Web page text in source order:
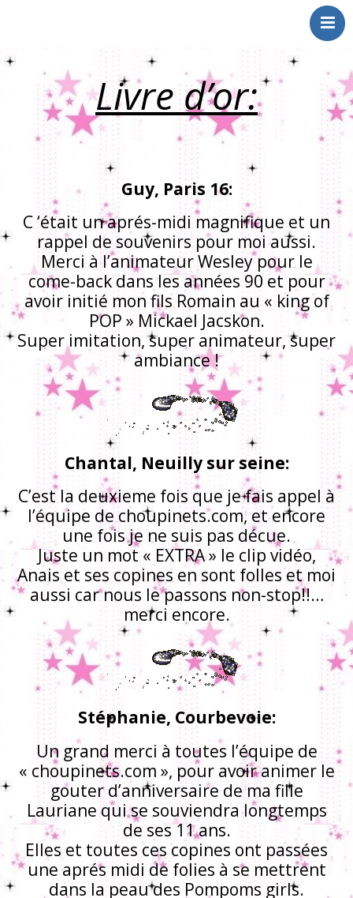
Animations
Spectacles
Qui sommes nous
Références
livre d’or
Contact
Livre d’or:
Guy, Paris 16:
C ‘était un aprés-midi magnifique et un
rappel de souvenirs pour moi aussi.
Merci à l’animateur Wesley pour le
come-back dans les années 90 et pour
avoir initié mon fils Romain au « king of
POP » Mickael Jacskon.
Super imitation, super animateur, super
ambiance !
Chantal, Neuilly sur seine:
C’est la deuxieme fois que je fais appel à
l’équipe de choupinets.com, et encore
une fois je ne suis pas décue.
Juste un mot « EXTRA » le clip vidéo,
Anais et ses copines en sont folles et moi
aussi car nous le passons non-stop!!…
merci encore.
Stéphanie, Courbevoie:
Un grand merci à toutes l’équipe de
« choupinets.com », pour avoir animer le
gouter d’anniversaire de ma fille
Lauriane qui se souviendra longtemps
de ses 11 ans.
Elles et toutes ces copines ont passées
une aprés midi de folies à se mettrent
dans la peau des Pompoms girls.